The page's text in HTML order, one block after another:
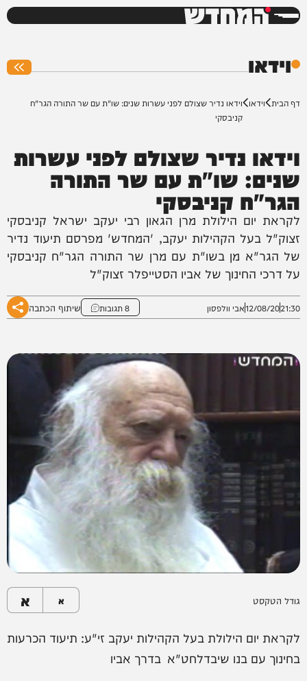
המחדש
וידאו
דף הבית וידאו וידאו נדיר שצולם לפני עשרות שנים: שו"ת עם שר התורה הגר"ח
קניבסקי
וידאו נדיר שצולם לפני עשרות
שנים: שו"ת עם שר התורה
הגר"ח קניבסקי
לקראת יום הילולת מרן הגאון רבי יעקב ישראל קניבסקי
זצוק"ל בעל הקהילות יעקב, 'המחדש' מפרסם תיעוד נדיר
של הגר"א מן בשו"ת עם מרן שר התורה הגר"ח קניבסקי
על דרכי החינוך של אביו הסטייפלר זצוק"ל
21:30
12/08/20אבי וולפסון 8 תגובות שיתוף הכתבה
גודל הטקסט א א
לקראת יום הילולת בעל הקהילות יעקב זי"ע: תיעוד הכרעות
בחינוך עם בנו שיבדלחט"א בדרך אביו